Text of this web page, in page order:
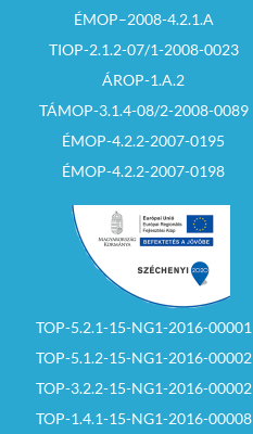
ÉMOP–2008-4.2.1.A
TIOP-2.1.2-07/1-2008-0023
ÁROP-1.A.2
TÁMOP-3.1.4-08/2-2008-0089
ÉMOP-4.2.2-2007-0195
ÉMOP-4.2.2-2007-0198
TOP-5.2.1-15-NG1-2016-00001
TOP-5.1.2-15-NG1-2016-00002
TOP-3.2.2-15-NG1-2016-00002
TOP-1.4.1-15-NG1-2016-00008